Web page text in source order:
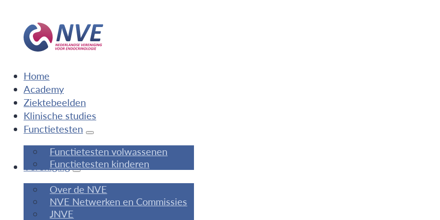
Home
Academy
Ziektebeelden
Klinische studies
Functietesten
Functietesten volwassenen
Functietesten kinderen
Vereniging
Over de NVE
NVE Netwerken en Commissies
JNVE